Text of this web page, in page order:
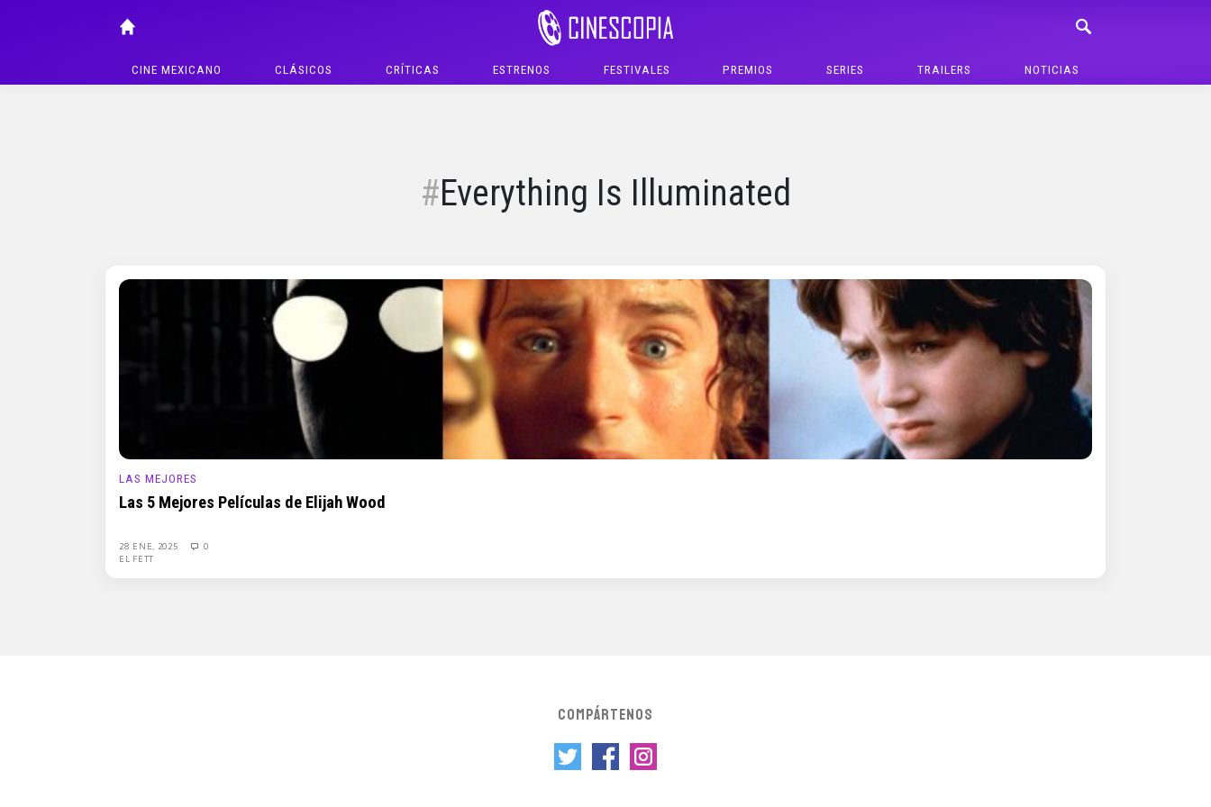
CINE MEXICANO CLÁSICOS CRÍTICAS ESTRENOS FESTIVALES PREMIOS SERIES TRAILERS NOTICIAS
Everything Is Illuminated
LAS MEJORES
Las 5 Mejores Películas de Elijah Wood
28 ENE, 2025
0
EL FETT
COMPÁRTENOS